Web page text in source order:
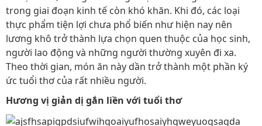
trong giai đoạn kinh tế còn khó khăn. Khi đó, các loại
thực phẩm tiện lợi chưa phổ biến như hiện nay nên
lương khô trở thành lựa chọn quen thuộc của học sinh,
người lao động và những người thường xuyên đi xa.
Theo thời gian, món ăn này dần trở thành một phần ký
ức tuổi thơ của rất nhiều người.
Hương vị giản dị gắn liền với tuổi thơ